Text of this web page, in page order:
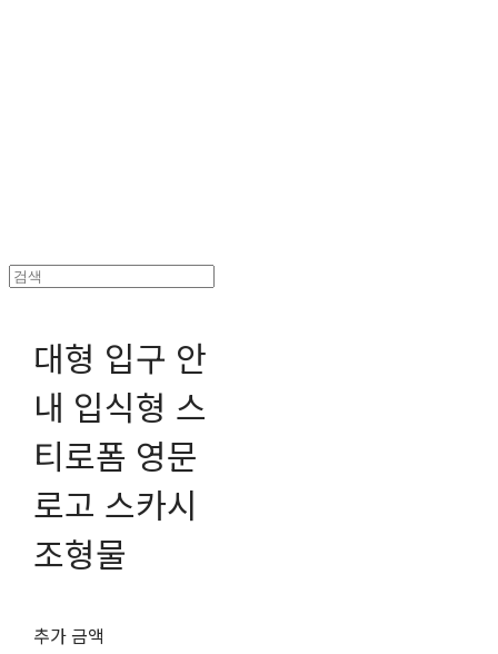
대형 입구 안
내 입식형 스
티로폼 영문
로고 스카시
조형물
추가 금액